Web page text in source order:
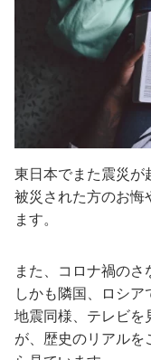
東日本でまた震災が
被災された方のお悔
ます。
また、コロナ禍のさ
しかも隣国、ロシア
地震同様、テレビを
が、歴史のリアル